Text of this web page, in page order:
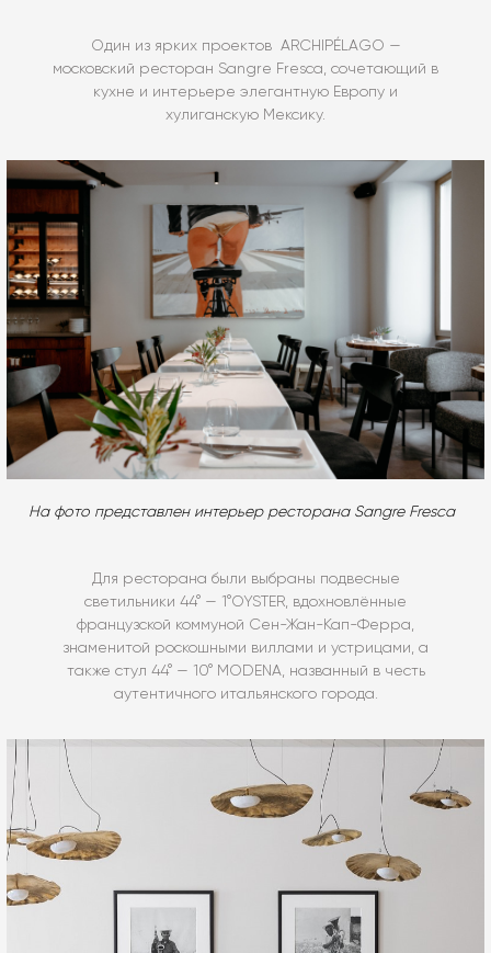
Один из ярких проектов ARCHIPÉLAGO —
московский ресторан Sangre Fresca, сочетающий в
кухне и интерьере элегантную Европу и
хулиганскую Мексику.
На фото представлен интерьер ресторана Sangre Fresca
Для ресторана были выбраны подвесные
светильники 44° — 1°OYSTER, вдохновлённые
французской коммуной Сен-Жан-Кап-Ферра,
знаменитой роскошными виллами и устрицами, а
также стул 44° — 10° MODENA, названный в честь
аутентичного итальянского города.